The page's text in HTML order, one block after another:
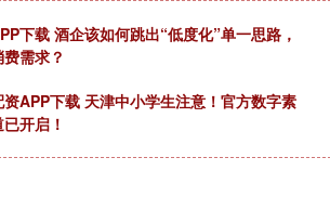
下载 酒企该如何跳出“低度化”单一思路，
需求？
资APP下载 天津中小学生注意！官方数字素
开启！